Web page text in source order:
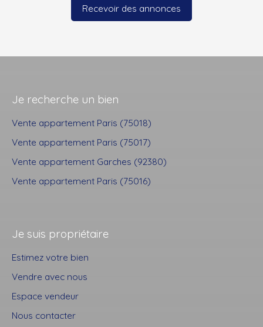
Recevoir des annonces
Je recherche un bien
Vente appartement Paris (75018)
Vente appartement Paris (75017)
Vente appartement Garches (92380)
Vente appartement Paris (75016)
Je suis propriétaire
Estimez votre bien
Vendre avec nous
Espace vendeur
Nous contacter